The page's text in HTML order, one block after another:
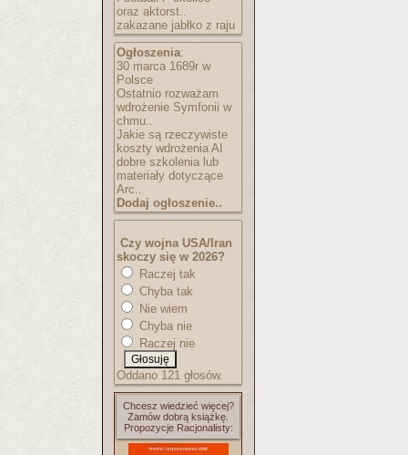
oraz aktorst..
zakazane jabłko z raju
Ogłoszenia:
30 marca 1689r w
Polsce
Ostatnio rozważam
wdrożenie Symfonii w
chmu..
Jakie są rzeczywiste
koszty wdrożenia AI
dobre szkolenia lub
materiały dotyczące
Arc..
Dodaj ogłoszenie..
Czy wojna USA/Iran
skoczy się w 2026?
Raczej tak
Chyba tak
Nie wiem
Chyba nie
Raczej nie
Oddano 121 głosów.
Chcesz wiedzieć więcej?
Zamów dobrą książkę.
Propozycje Racjonalisty: